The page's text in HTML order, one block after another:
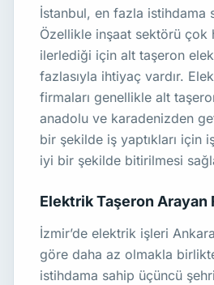
İstanbul, en fazla istihdama
Özellikle inşaat sektörü çok
ilerlediği için alt taşeron
fazlasıyla ihtiyaç vardır.
firmaları genellikle alt
anadolu ve karadenizden
bir şekilde iş yaptıkları için
iyi bir şekilde bitirilmesi
Elektrik Taşeron Arayan
İzmir’de elektrik işleri
göre daha az olmakla
istihdama sahip üçüncü